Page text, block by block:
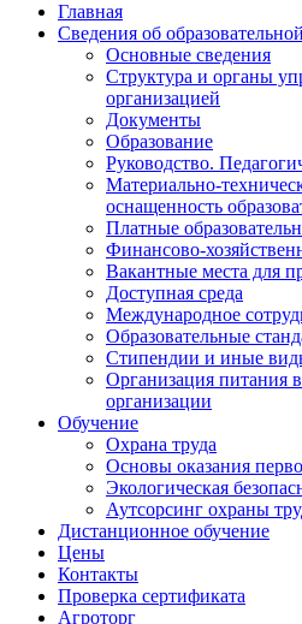
Главная
Сведения об
Основные сведения
Структура и органы
организацией
Документы
Образование
Руководство.
Материально-
оснащенность
Платные
Финансово-
Вакантные места для
Доступная среда
Международное
Образовательные
Стипендии и иные
Организация питания
организации
Обучение
Охрана труда
Основы оказания
Экологическая
Аутсорсинг охраны
Дистанционное обучение
Цены
Контакты
Проверка сертификата
Агроторг